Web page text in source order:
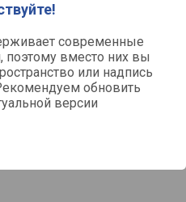
современные
вместо них вы
или надпись
обновить
версии